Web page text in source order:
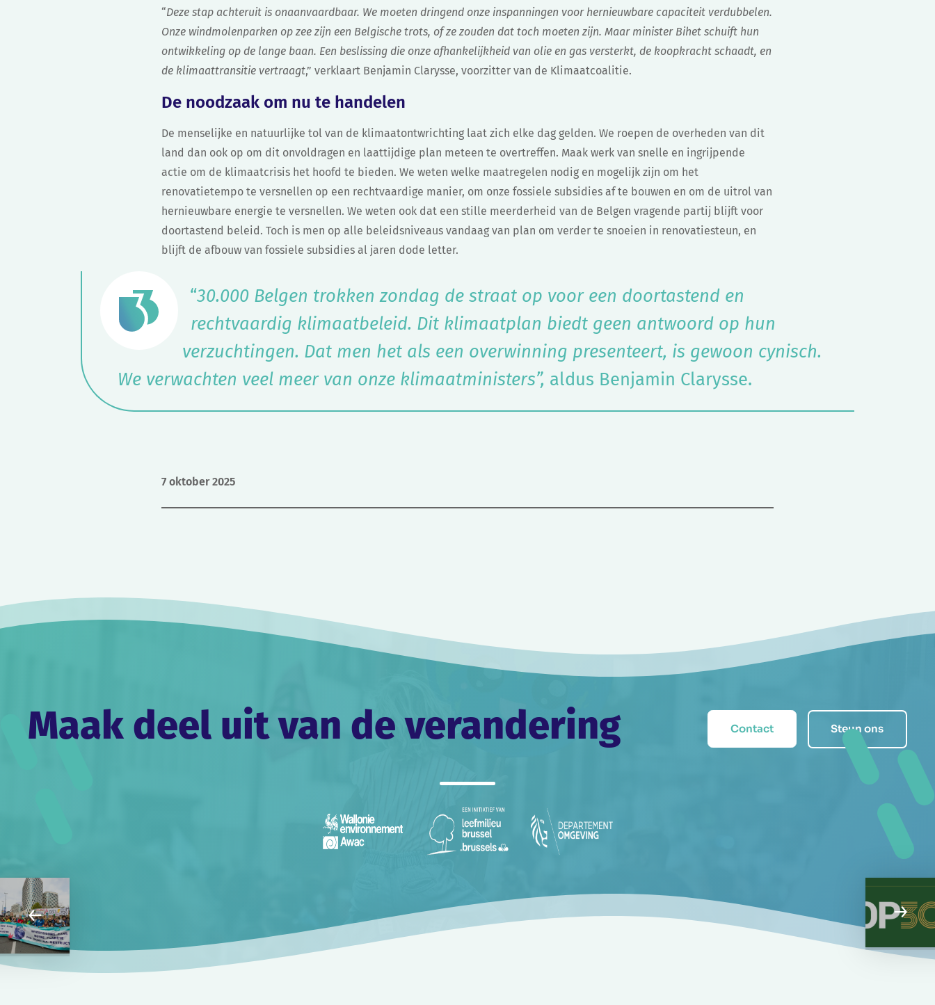
7 oktober 2025
“Deze stap achteruit is onaanvaardbaar. We moeten dringend onze inspanningen voor hernieuwbare capaciteit verdubbelen.
Onze windmolenparken op zee zijn een Belgische trots, of ze zouden dat toch moeten zijn. Maar minister Bihet schuift hun
ontwikkeling op de lange baan. Een beslissing die onze afhankelijkheid van olie en gas versterkt, de koopkracht schaadt, en
de klimaattransitie vertraagt,” verklaart Benjamin Clarysse, voorzitter van de Klimaatcoalitie.
De noodzaak om nu te handelen
De menselijke en natuurlijke tol van de klimaatontwrichting laat zich elke dag gelden. We roepen de overheden van dit
land dan ook op om dit onvoldragen en laattijdige plan meteen te overtreffen. Maak werk van snelle en ingrijpende
actie om de klimaatcrisis het hoofd te bieden. We weten welke maatregelen nodig en mogelijk zijn om het
renovatietempo te versnellen op een rechtvaardige manier, om onze fossiele subsidies af te bouwen en om de uitrol van
hernieuwbare energie te versnellen. We weten ook dat een stille meerderheid van de Belgen vragende partij blijft voor
doortastend beleid. Toch is men op alle beleidsniveaus vandaag van plan om verder te snoeien in renovatiesteun, en
blijft de afbouw van fossiele subsidies al jaren dode letter.
“30.000 Belgen trokken zondag de straat op voor een doortastend en
rechtvaardig klimaatbeleid. Dit klimaatplan biedt geen antwoord op hun
verzuchtingen. Dat men het als een overwinning presenteert, is gewoon cynisch.
We verwachten veel meer van onze klimaatministers”, aldus Benjamin Clarysse.
Maak deel uit van de verandering Contact Steun ons